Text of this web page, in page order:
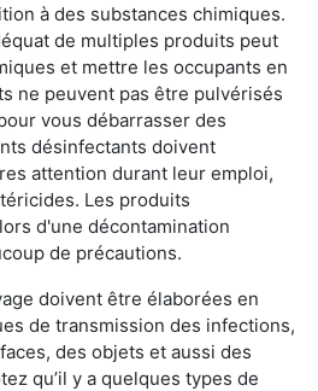
à des substances chimiques.
de multiples produits peut
et mettre les occupants en
ne peuvent pas être pulvérisés
vous débarrasser des
désinfectants doivent
attention durant leur emploi,
Les produits
d'une décontamination
de précautions.
doivent être élaborées en
de transmission des infections,
des objets et aussi des
qu’il y a quelques types de